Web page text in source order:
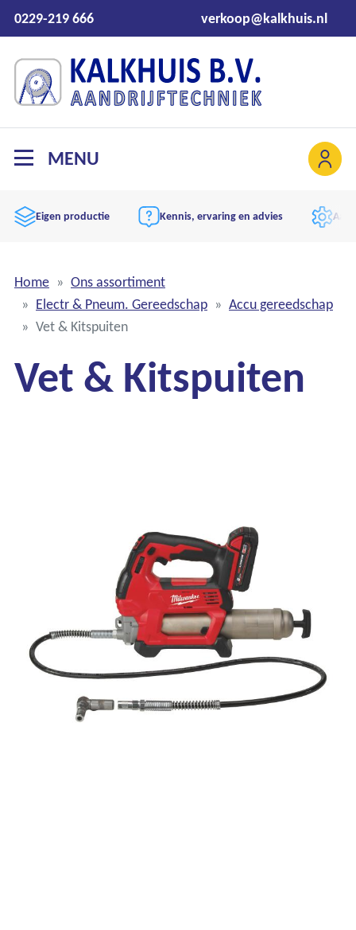
0229-219 666 verkoop@kalkhuis.nl
MENU
Eigen productie Kennis, ervaring en advies
Home
Ons assortiment
Electr & Pneum. Gereedschap
Accu gereedschap
Vet & Kitspuiten
Vet & Kitspuiten